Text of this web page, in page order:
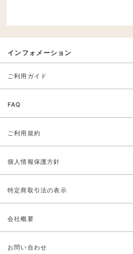
インフォメーション
ご利用ガイド
FAQ
ご利用規約
個人情報保護方針
特定商取引法の表示
会社概要
お問い合わせ